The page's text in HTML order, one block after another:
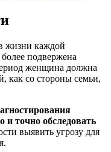
жизни каждой
подвержена
женщина должна
как со стороны семьи,
и точно обследовать
выявить угрозу для